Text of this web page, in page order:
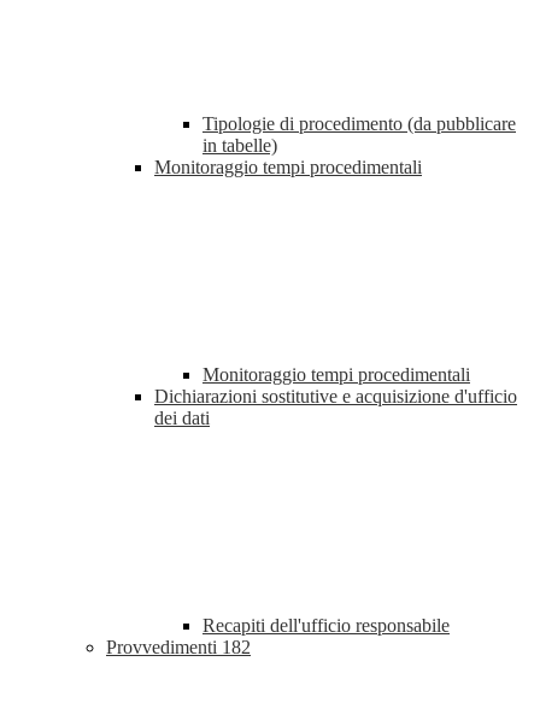
Tipologie di procedimento (da pubblicare
in tabelle)
Monitoraggio tempi procedimentali
Monitoraggio tempi procedimentali
Dichiarazioni sostitutive e acquisizione d'ufficio
dei dati
Recapiti dell'ufficio responsabile
Provvedimenti 182